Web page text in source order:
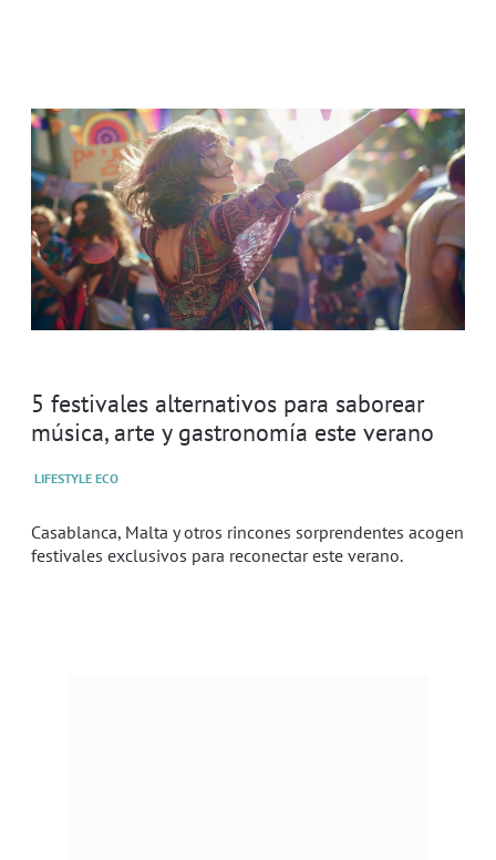
5 festivales alternativos para saborear
música, arte y gastronomía este verano
LIFESTYLE ECO
Casablanca, Malta y otros rincones sorprendentes acogen
festivales exclusivos para reconectar este verano.